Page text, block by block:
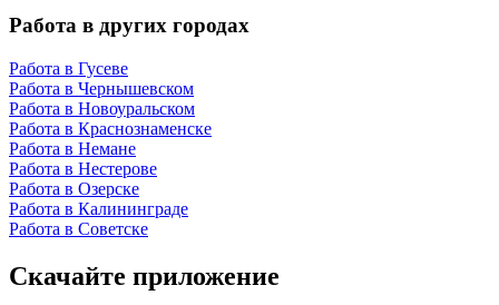
Работа в других городах
Работа в Гусеве
Работа в Чернышевском
Работа в Новоуральском
Работа в Краснознаменске
Работа в Немане
Работа в Нестерове
Работа в Озерске
Работа в Калининграде
Работа в Советске
Скачайте приложение